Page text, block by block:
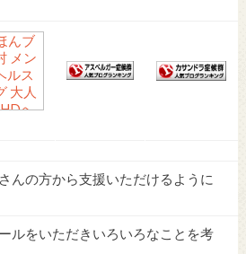
んの方から支援いただけるように
ルをいただきいろいろなことを考